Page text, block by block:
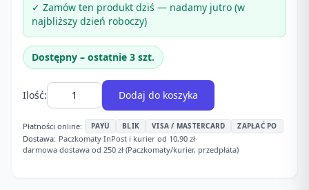
✓ Zamów ten produkt dziś — nadamy jutro (w
najbliższy dzień roboczy)
Dostępny – ostatnie 3 szt.
Ilość: Dodaj do koszyka
Płatności online: PAYU BLIK VISA / MASTERCARD ZAPŁAĆ PO
Dostawa: Paczkomaty InPost i kurier od 10,90 zł·
darmowa dostawa od 250 zł (Paczkomaty/kurier, przedpłata)